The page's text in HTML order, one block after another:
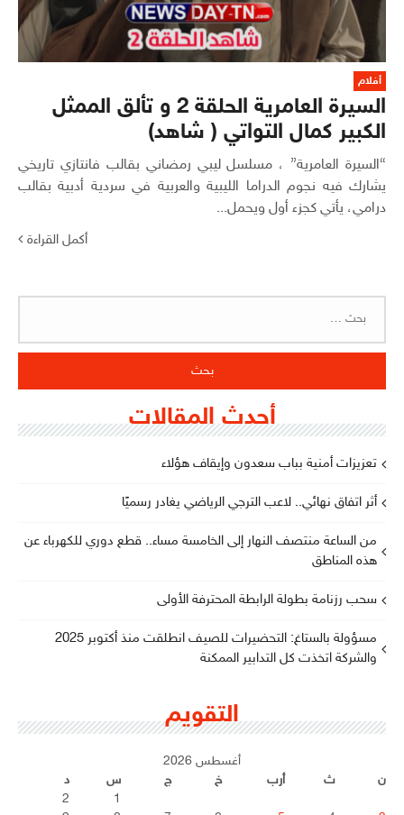
أفلام
السيرة العامرية الحلقة 2 و تألق الممثل
الكبير كمال التواتي ( شاهد)
“السيرة العامرية” ، مسلسل ليبي رمضاني بقالب فانتازي تاريخي
يشارك فيه نجوم الدراما الليبية والعربية في سردية أدبية بقالب
درامي، يأتي كجزء أول ويحمل...
أكمل القراءة
أحدث المقالات
تعزيزات أمنية بباب سعدون وإيقاف هؤلاء
أثر اتفاق نهائي.. لاعب الترجي الرياضي يغادر رسميًا
من الساعة منتصف النهار إلى الخامسة مساء.. قطع دوري للكهرباء عن
هذه المناطق
سحب رزنامة بطولة الرابطة المحترفة الأولى
مسؤولة بالستاغ: التحضيرات للصيف انطلقت منذ أكتوبر 2025
والشركة اتخذت كل التدابير الممكنة
التقويم
أغسطس 2026
ن
ث أرب خ ج س
د
1
2